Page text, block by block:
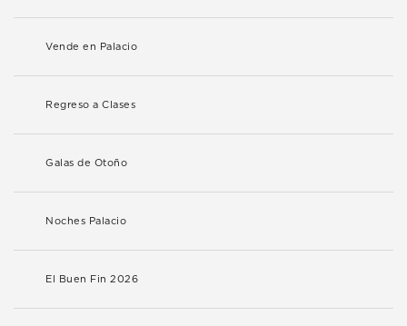
Vende en Palacio
Regreso a Clases
Galas de Otoño
Noches Palacio
El Buen Fin 2026